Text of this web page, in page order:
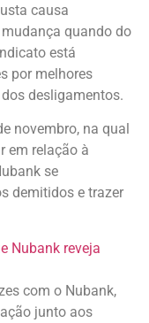
causa
quando do
está
por melhores
desligamentos.
novembro, na qual
em relação à
se
demitidos e trazer
Nubank reveja
com o Nubank,
junto aos